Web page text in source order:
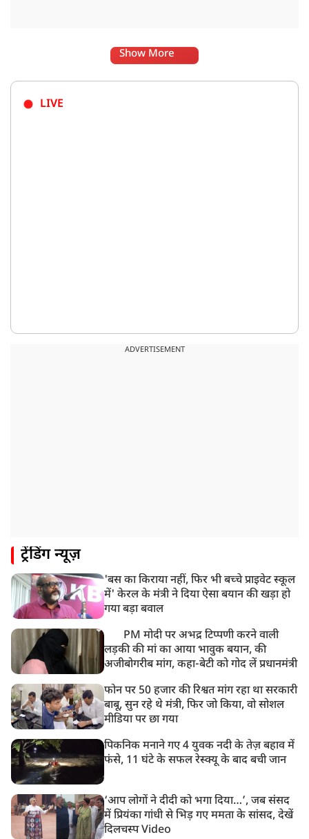
Show More
LIVE
ADVERTISEMENT
ट्रेंडिंग न्यूज़
'बस का किराया नहीं, फिर भी बच्चे प्राइवेट स्कूल
में' केरल के मंत्री ने दिया ऐसा बयान की खड़ा हो
गया बड़ा बवाल
PM मोदी पर अभद्र टिप्पणी करने वाली
लड़की की मां का आया भावुक बयान, की
अजीबोगरीब मांग, कहा-बेटी को गोद लें प्रधानमंत्री
फोन पर 50 हजार की रिश्वत मांग रहा था सरकारी
बाबू, सुन रहे थे मंत्री, फिर जो किया, वो सोशल
मीडिया पर छा गया
पिकनिक मनाने गए 4 युवक नदी के तेज़ बहाव में
फंसे, 11 घंटे के सफल रेस्क्यू के बाद बची जान
‘आप लोगों ने दीदी को भगा दिया…’, जब संसद
में प्रियंका गांधी से भिड़ गए ममता के सांसद, देखें
दिलचस्प Video